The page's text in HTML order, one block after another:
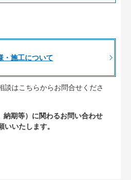
・施工について
談はこちらからお問合せくださ
期等）に関わるお問い合わせ
いいたします。